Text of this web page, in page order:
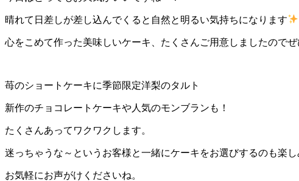
晴れて日差しが差し込んでくると自然と明るい気持ちになります
心をこめて作った美味しいケーキ、たくさんご用意しましたので
苺のショートケーキに季節限定洋梨のタルト
新作のチョコレートケーキや人気のモンブランも！
たくさんあってワクワクします。
迷っちゃうな～というお客様と一緒にケーキをお選びするのも楽
お気軽にお声がけくださいね。